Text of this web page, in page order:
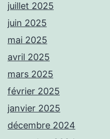
juillet 2025
juin 2025
mai 2025
avril 2025
mars 2025
février 2025
janvier 2025
décembre 2024